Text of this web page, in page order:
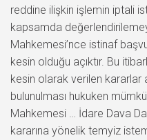
reddine ilişkin işlemin iptali
kapsamda
Mahkemesi’nce istinaf
kesin olduğu açıktır. Bu
kesin olarak verilen
bulunulması hukuken
Mahkemesi … İdare Dava
kararına yönelik temyiz